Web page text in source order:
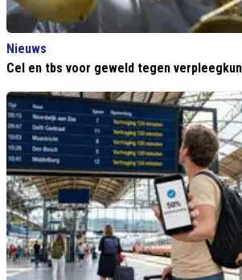
Nieuws
Cel en tbs voor geweld tegen